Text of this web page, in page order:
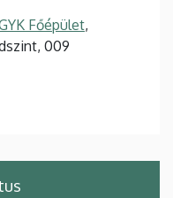
Főépület,
009